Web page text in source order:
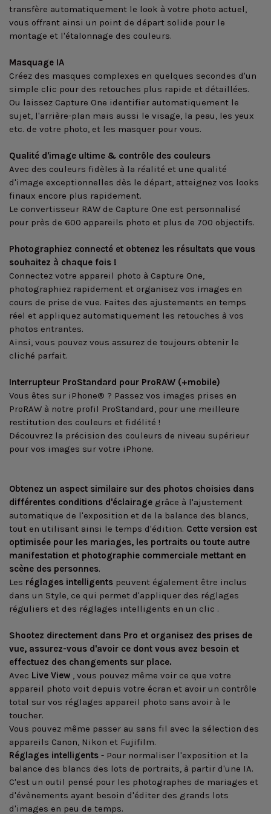
transfère automatiquement le look à votre photo actuel,
vous offrant ainsi un point de départ solide pour le
montage et l'étalonnage des couleurs.
Masquage IA
Créez des masques complexes en quelques secondes d'un
simple clic pour des retouches plus rapide et détaillées.
Ou laissez Capture One identifier automatiquement le
sujet, l'arrière-plan mais aussi le visage, la peau, les yeux
etc. de votre photo, et les masquer pour vous.
Qualité d'image ultime & contrôle des couleurs
Avec des couleurs fidèles à la réalité et une qualité
d'image exceptionnelles dès le départ, atteignez vos looks
finaux encore plus rapidement.
Le convertisseur RAW de Capture One est personnalisé
pour près de 600 appareils photo et plus de 700 objectifs.
Photographiez connecté et obtenez les résultats que vous
souhaitez à chaque fois !
Connectez votre appareil photo à Capture One,
photographiez rapidement et organisez vos images en
cours de prise de vue. Faites des ajustements en temps
réel et appliquez automatiquement les retouches à vos
photos entrantes.
Ainsi, vous pouvez vous assurez de toujours obtenir le
cliché parfait.
Interrupteur ProStandard pour ProRAW (+mobile)
Vous êtes sur iPhone® ? Passez vos images prises en
ProRAW à notre profil ProStandard, pour une meilleure
restitution des couleurs et fidélité !
Découvrez la précision des couleurs de niveau supérieur
pour vos images sur votre iPhone.
Obtenez un aspect similaire sur des photos choisies dans
différentes conditions d'éclairage grâce à l'ajustement
automatique de l'exposition et de la balance des blancs,
tout en utilisant ainsi le temps d'édition. Cette version est
optimisée pour les mariages, les portraits ou toute autre
manifestation et photographie commerciale mettant en
scène des personnes.
Les réglages intelligents peuvent également être inclus
dans un Style, ce qui permet d'appliquer des réglages
réguliers et des réglages intelligents en un clic .
Shootez directement dans Pro et organisez des prises de
vue, assurez-vous d'avoir ce dont vous avez besoin et
effectuez des changements sur place.
Avec Live View , vous pouvez même voir ce que votre
appareil photo voit depuis votre écran et avoir un contrôle
total sur vos réglages appareil photo sans avoir à le
toucher.
Vous pouvez même passer au sans fil avec la sélection des
appareils Canon, Nikon et Fujifilm.
Réglages intelligents - Pour normaliser l'exposition et la
balance des blancs des lots de portraits, à partir d'une IA.
C'est un outil pensé pour les photographes de mariages et
d'évènements ayant besoin d'éditer des grands lots
d'images en peu de temps.